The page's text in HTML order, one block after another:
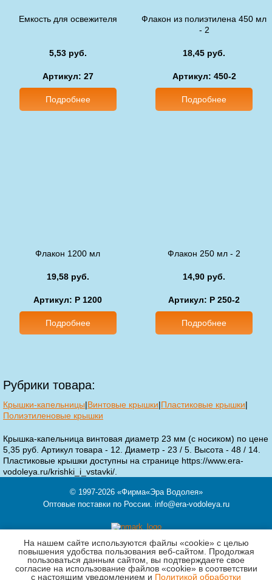
Емкость для освежителя
5,53 руб.
Артикул: 27
Подробнее
Флакон из полиэтилена 450 мл
- 2
18,45 руб.
Артикул: 450-2
Подробнее
Флакон 1200 мл
19,58 руб.
Артикул: P 1200
Подробнее
Флакон 250 мл - 2
14,90 руб.
Артикул: P 250-2
Подробнее
Рубрики товара:
Крышки-капельницы|Винтовые крышки|Пластиковые крышки|
Полиэтиленовые крышки
Крышка-капельница винтовая диаметр 23 мм (с носиком) по цене
5,35 руб. Артикул товара - 12. Диаметр - 23 / 5. Высота - 48 / 14.
Пластиковые крышки доступны на странице https://www.era-
vodoleya.ru/krishki_i_vstavki/.
© 1997-2026 «Фирма«Эра Водолея»
Оптовые поставки по России. info@era-vodoleya.ru
121354,Москва,ул. Кутузова, д.11 корп.3, этаж Ц, пом.II, ком.6-7
Телефон 8 (903) 519-77-81
На нашем сайте используются файлы «cookie» с целью
повышения удобства пользования веб-сайтом. Продолжая
пользоваться данным сайтом, вы подтверждаете свое
согласие на использование файлов «cookie» в соответствии
с настоящим уведомлением и Политикой обработки